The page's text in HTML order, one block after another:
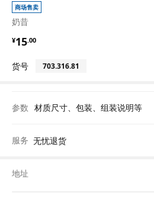
商场售卖
奶昔
¥15.00
¥ 15.00
货号 703.316.81
参数 材质尺寸、包装、组装说明等
服务 无忧退货
地址